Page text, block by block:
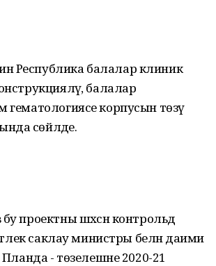
Республика балалар клиник
балалар
гематологиясе корпусын төзү
сөйләде.
проектны шәхсән контрольдә
саклау министры белән даими
Планда - төзелешне 2020-21